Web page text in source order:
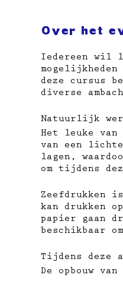
Over het
Iedereen wil
deze cursus
diverse
Natuurlijk
Het leuke
van een
lagen,
om tijdens
Zeefdrukken
kan drukken
papier gaan
beschikbaar
Tijdens deze
De opbouw